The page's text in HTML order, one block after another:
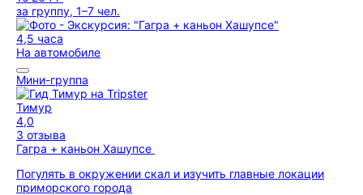
за группу, 1–7 чел.
4,5 часа
На автомобиле
Мини-группа
Тимур
4,0
3 отзыва
Гагра + каньон Хашупсе
Погулять в окружении скал и изучить главные локации
приморского города